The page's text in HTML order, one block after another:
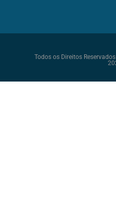
Todos os Direitos Reservados